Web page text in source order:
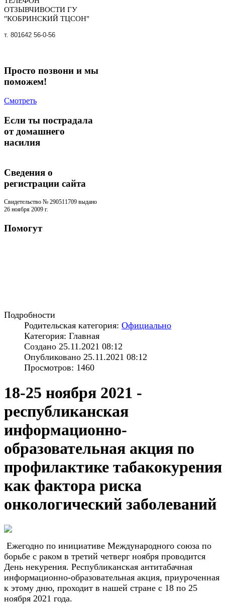
ОТЗЫВЧИВОСТИ ГУ
"КОБРИНСКИЙ ТЦСОН"
т. 801642 56-0-56
Просто позвони и мы
поможем!
Смотреть
Если ты пострадала
от домашнего
насилия
Сведения о
регистрации cайта
Свидетельство № 290511709 выдано
26 ноября 2009 г.
Помогут
Подробности
Родительская категория: Официально
Категория: Главная
Создано 25.11.2021 08:12
Опубликовано 25.11.2021 08:12
Просмотров: 1460
18-25 ноября 2021 -
республиканская
информационно-
образовательная акция по
профилактике табакокурения
как фактора риска
онкологический заболеваний
Ежегодно по инициативе Международного союза по
борьбе с раком в третий четверг ноября проводится
День некурения. Республиканская антитабачная
информационно-образовательная акция, приуроченная
к этому дню, проходит в нашей стране с 18 по 25
ноября 2021 года.